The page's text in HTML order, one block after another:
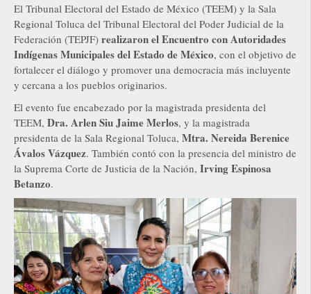
El Tribunal Electoral del Estado de México (TEEM) y la Sala
Regional Toluca del Tribunal Electoral del Poder Judicial de la
Federación (TEPJF) realizaron el Encuentro con Autoridades
Indígenas Municipales del Estado de México, con el objetivo de
fortalecer el diálogo y promover una democracia más incluyente
y cercana a los pueblos originarios.
El evento fue encabezado por la magistrada presidenta del
TEEM, Dra. Arlen Siu Jaime Merlos, y la magistrada
presidenta de la Sala Regional Toluca, Mtra. Nereida Berenice
Ávalos Vázquez. También contó con la presencia del ministro de
la Suprema Corte de Justicia de la Nación, Irving Espinosa
Betanzo.